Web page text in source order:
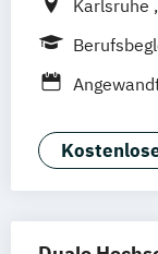
Karlsruhe
Dortmund
Köln
Neuss
Wesel
Leipzig
Mainz
Blended